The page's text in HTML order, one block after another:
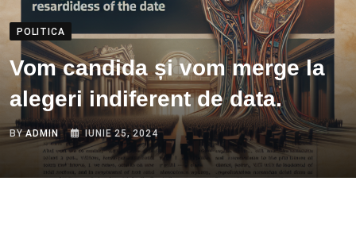
POLITICA
Vom candida și vom merge la
alegeri indiferent de data.
BYADMIN IUNIE 25, 2024